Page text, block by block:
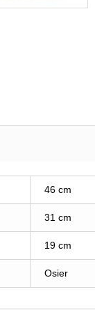
46 cm
31 cm
19 cm
Osier